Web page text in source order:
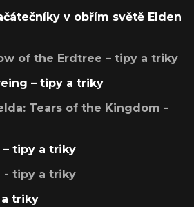
v obřím světě Elden
of the Erdtree – tipy a triky
– tipy a triky
Tears of the Kingdom -
– tipy a triky
- tipy a triky
a triky